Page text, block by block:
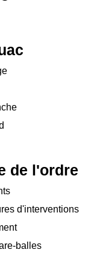
de l'ordre
d'interventions
balles